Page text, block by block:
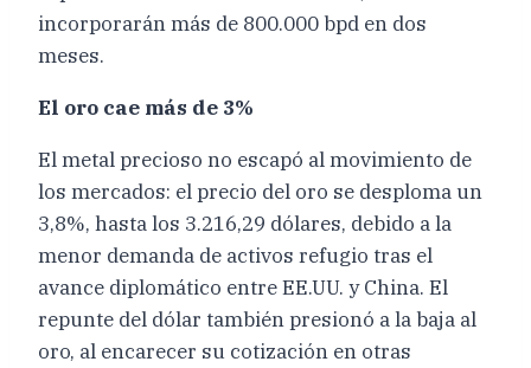
incorporarán más de 800.000 bpd en dos
meses.
El oro cae más de 3%
El metal precioso no escapó al movimiento de
los mercados: el precio del oro se desploma un
3,8%, hasta los 3.216,29 dólares, debido a la
menor demanda de activos refugio tras el
avance diplomático entre EE.UU. y China. El
repunte del dólar también presionó a la baja al
oro, al encarecer su cotización en otras